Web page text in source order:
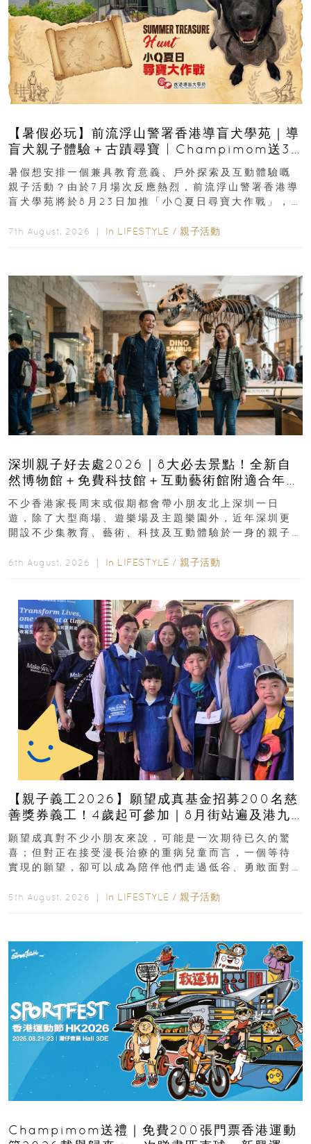
【暑假必玩】前流浮山警署香港導盲犬學苑｜導
盲犬親子體驗＋古蹟尋寶 | Champimom送3
組免費名額
暑假想安排一個兼具教育意義、戶外探索及互動體驗嘅
親子活動？由於7月場次反應熱烈，前流浮山警署香港導
盲犬學苑將於8月23日加推「小Q夏日尋寶大作戰」，家
7th August, 2026 ｜ In LIFESTYLE / 親子活動
深圳親子好去處2026｜8大必去景點！全新自
然博物館＋免費科技館＋互動藝術館附適合年
齡、交通、門票、開放時間
不少香港家長周末或假期都會帶小朋友北上深圳一日
遊，除了大型商場、遊樂場及主題樂園外，近年深圳更
開設不少集教育、藝術、科技及互動體驗於一身的親子
6th August, 2026 ｜ In LIFESTYLE / 親子活動
【親子義工2026】願望成真基金招募200名慈
善獎券義工！4歲起可參加｜8月街站遍及港九
新界
願望成真對不少小朋友來說，可能是一次期待已久的驚
喜；但對正在接受漫長治療的重病兒童而言，一個等待
實現的願望，卻可以成為陪伴他們走過低谷、勇敢面對
5th August, 2026 ｜ In LIFESTYLE / 親子活動
Champimom送禮｜免費200張門票香港運動